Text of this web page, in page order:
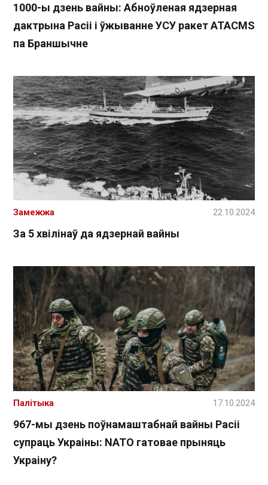
1000-ы дзень вайны: Абноўленая ядзерная
дактрына Расіі і ўжыванне УСУ ракет ATACMS
па Браншычне
За 5 хвілінаў да ядзернай вайны
Замежжа 22.10.2024
967-мы дзень поўнамаштабнай вайны Расіі
супраць Украіны: NATO гатовае прыняць
Украіну?
Палітыка 17.10.2024